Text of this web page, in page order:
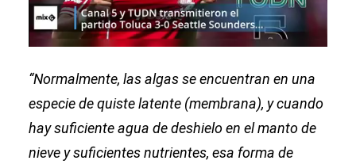
“Normalmente, las algas se encuentran en una
especie de quiste latente (membrana), y cuando
hay suficiente agua de deshielo en el manto de
nieve y suficientes nutrientes, esa forma de